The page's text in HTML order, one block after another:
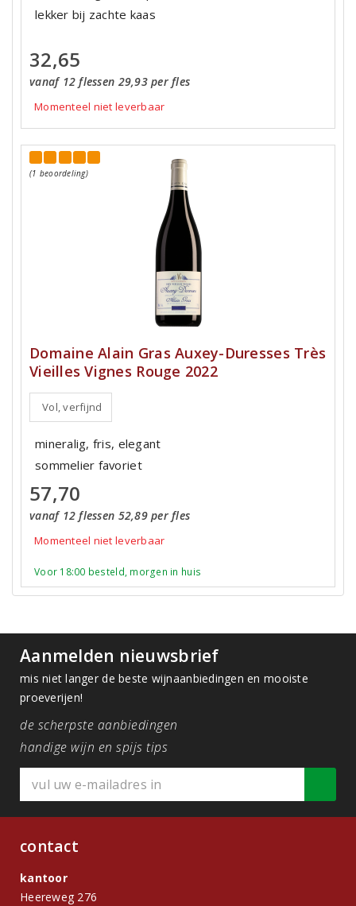
lekker bij zachte kaas
32,65
vanaf 12 flessen 29,93 per fles
Momenteel niet leverbaar
(1 beoordeling)
Domaine Alain Gras Auxey-Duresses Très
Vieilles Vignes Rouge 2022
Vol, verfijnd
mineralig, fris, elegant
sommelier favoriet
57,70
vanaf 12 flessen 52,89 per fles
Momenteel niet leverbaar
Voor 18:00 besteld, morgen in huis
Aanmelden nieuwsbrief
mis niet langer de beste wijnaanbiedingen en mooiste
proeverijen!
de scherpste aanbiedingen
handige wijn en spijs tips
contact
kantoor
Heereweg 276